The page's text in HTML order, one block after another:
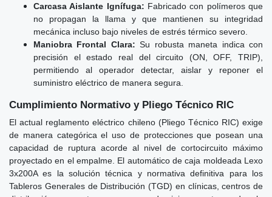
Carcasa Aislante Ignífuga: Fabricado con polímeros que
no propagan la llama y que mantienen su integridad
mecánica incluso bajo niveles de estrés térmico severo.
Maniobra Frontal Clara: Su robusta maneta indica con
precisión el estado real del circuito (ON, OFF, TRIP),
permitiendo al operador detectar, aislar y reponer el
suministro eléctrico de manera segura.
Cumplimiento Normativo y Pliego Técnico RIC
El actual reglamento eléctrico chileno (Pliego Técnico RIC) exige
de manera categórica el uso de protecciones que posean una
capacidad de ruptura acorde al nivel de cortocircuito máximo
proyectado en el empalme. El automático de caja moldeada Lexo
3x200A es la solución técnica y normativa definitiva para los
Tableros Generales de Distribución (TGD) en clínicas, centros de